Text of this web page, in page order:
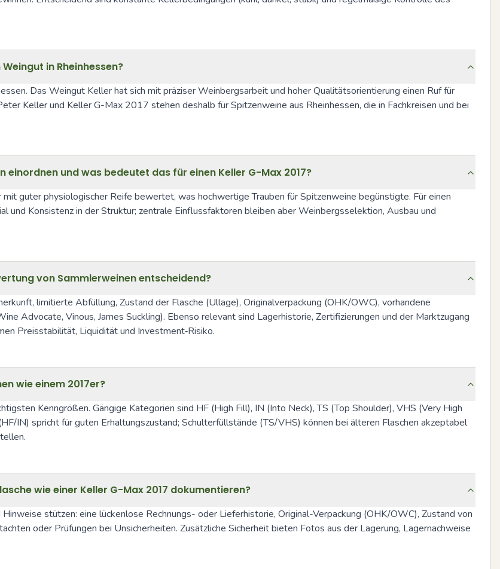
in Rheinhessen?
Das Weingut Keller hat sich mit präziser Weinbergsarbeit und hoher Qualitätsorientierung einen Ruf für
Keller und Keller G-Max 2017 stehen deshalb für Spitzenweine aus Rheinhessen, die in Fachkreisen und bei
einordnen und was bedeutet das für einen Keller G-Max 2017?
guter physiologischer Reife bewertet, was hochwertige Trauben für Spitzenweine begünstigte. Für einen
Konsistenz in der Struktur; zentrale Einflussfaktoren bleiben aber Weinbergsselektion, Ausbau und
von Sammlerweinen entscheidend?
limitierte Abfüllung, Zustand der Flasche (Ullage), Originalverpackung (OHK/OWC), vorhandene
Advocate, Vinous, James Suckling). Ebenso relevant sind Lagerhistorie, Zertifizierungen und der Marktzugang
Preisstabilität, Liquidität und Investment‑Risiko.
wie einem 2017er?
Kenngrößen. Gängige Kategorien sind HF (High Fill), IN (Into Neck), TS (Top Shoulder), VHS (Very High
IN) spricht für guten Erhaltungszustand; Schulterfüllstände (TS/VHS) können bei älteren Flaschen akzeptabel
wie einer Keller G-Max 2017 dokumentieren?
stützen: eine lückenlose Rechnungs- oder Lieferhistorie, Original-Verpackung (OHK/OWC), Zustand von
oder Prüfungen bei Unsicherheiten. Zusätzliche Sicherheit bieten Fotos aus der Lagerung, Lagernachweise